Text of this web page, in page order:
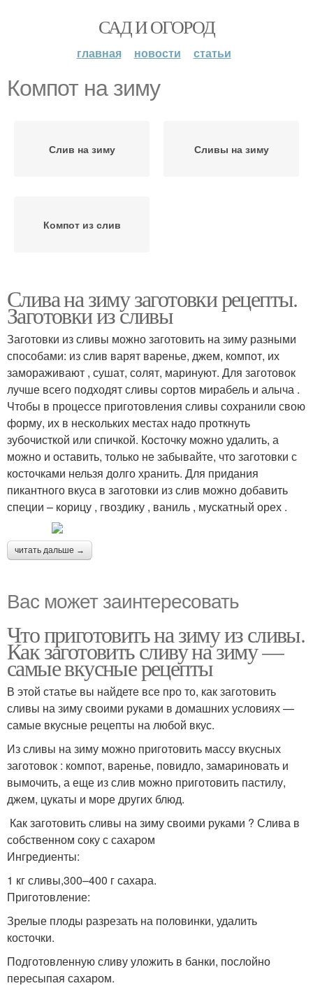
САД И ОГОРОД
главная новости статьи
Компот на зиму
Слив на зиму Сливы на зиму
Компот из слив
Слива на зиму заготовки рецепты.
Заготовки из сливы
Заготовки из сливы можно заготовить на зиму разными
способами: из слив варят варенье, джем, компот, их
замораживают , сушат, солят, маринуют. Для заготовок
лучше всего подходят сливы сортов мирабель и алыча .
Чтобы в процессе приготовления сливы сохранили свою
форму, их в нескольких местах надо проткнуть
зубочисткой или спичкой. Косточку можно удалить, а
можно и оставить, только не забывайте, что заготовки с
косточками нельзя долго хранить. Для придания
пикантного вкуса в заготовки из слив можно добавить
специи – корицу , гвоздику , ваниль , мускатный орех .
читать дальше →
Вас может заинтересовать
Что приготовить на зиму из сливы.
Как заготовить сливу на зиму —
самые вкусные рецепты
В этой статье вы найдете все про то, как заготовить
сливы на зиму своими руками в домашних условиях —
самые вкусные рецепты на любой вкус.
Из сливы на зиму можно приготовить массу вкусных
заготовок : компот, варенье, повидло, замариновать и
вымочить, а еще из слив можно приготовить пастилу,
джем, цукаты и море других блюд.
Как заготовить сливы на зиму своими руками ? Слива в
собственном соку с сахаром
Ингредиенты:
1 кг сливы,300–400 г сахара.
Приготовление:
Зрелые плоды разрезать на половинки, удалить
косточки.
Подготовленную сливу уложить в банки, послойно
пересыпая сахаром.